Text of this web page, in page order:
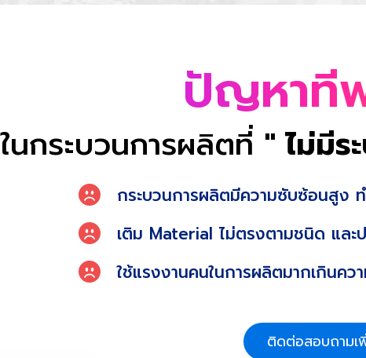
ปัญหาที่
ในกระบวนการผลิตที่ " ไม่มี
กระบวนการผลิตมีความซับซ้อนสูง
เติม Material ไม่ตรงตามชนิด แล
ใช้แรงงานคนในการผลิตมากเกินค
ติดต่อสอบถามเ